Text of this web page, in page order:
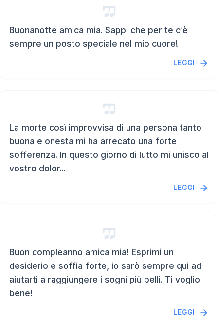
Buonanotte amica mia. Sappi che per te c’è
sempre un posto speciale nel mio cuore!
LEGGI
La morte così improvvisa di una persona tanto
buona e onesta mi ha arrecato una forte
sofferenza. In questo giorno di lutto mi unisco al
vostro dolor...
LEGGI
Buon compleanno amica mia! Esprimi un
desiderio e soffia forte, io sarò sempre qui ad
aiutarti a raggiungere i sogni più belli. Ti voglio
bene!
LEGGI